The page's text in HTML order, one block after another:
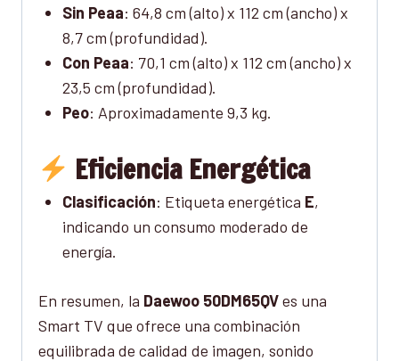
Sin Peaa: 64,8 cm (alto) x 112 cm (ancho) x
8,7 cm (profundidad).
Con Peaa: 70,1 cm (alto) x 112 cm (ancho) x
23,5 cm (profundidad).
Peo: Aproximadamente 9,3 kg.
Eficiencia Energética
Clasificación: Etiqueta energética E,
indicando un consumo moderado de
energía.
En resumen, la Daewoo 50DM65QVes una
Smart TV que ofrece una combinación
equilibrada de calidad de imagen, sonido